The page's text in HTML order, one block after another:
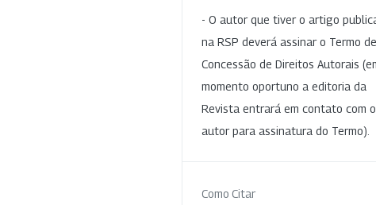
- O autor que tiver o artigo
na RSP deverá assinar o Termo de
Concessão de Direitos Autorais
momento oportuno a editoria da
Revista entrará em contato com o
autor para assinatura do Termo).
Como Citar